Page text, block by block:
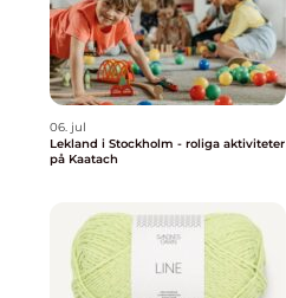
06. jul
Lekland i Stockholm - roliga aktiviteter
på Kaatach